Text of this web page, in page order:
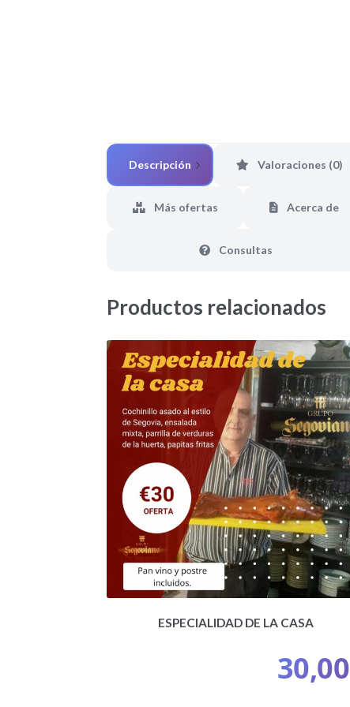
Descripción Valoraciones (0)
Más ofertas Acerca de
Consultas
Productos relacionados
ESPECIALIDAD DE LA CASA
30,00